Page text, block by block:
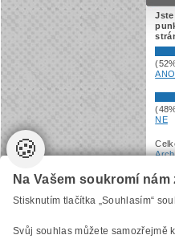
ANO
NE
🍪
Na Vašem soukromí nám
Stisknutím tlačítka „Souhlasím“
Svůj souhlas můžete samozřejmě